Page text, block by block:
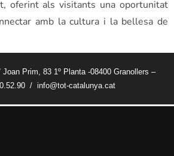
oferint als visitants una oportunitat
amb la cultura i la bellesa de
Prim, 83 1º Planta -08400 Granollers –
/ info@tot-catalunya.cat